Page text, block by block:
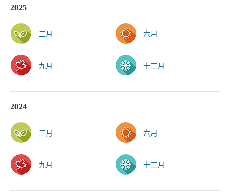
2025
三月 六月
九月 十二月
2024
三月 六月
九月 十二月